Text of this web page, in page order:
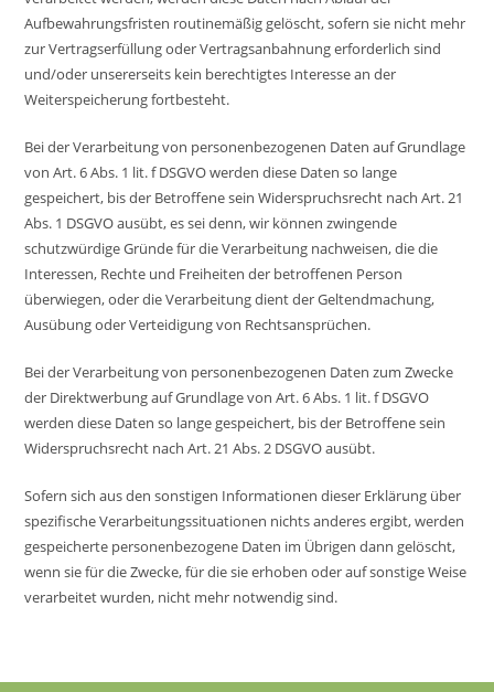
Aufbewahrungsfristen routinemäßig gelöscht, sofern sie nicht mehr
zur Vertragserfüllung oder Vertragsanbahnung erforderlich sind
und/oder unsererseits kein berechtigtes Interesse an der
Weiterspeicherung fortbesteht.
Bei der Verarbeitung von personenbezogenen Daten auf Grundlage
von Art. 6 Abs. 1 lit. f DSGVO werden diese Daten so lange
gespeichert, bis der Betroffene sein Widerspruchsrecht nach Art. 21
Abs. 1 DSGVO ausübt, es sei denn, wir können zwingende
schutzwürdige Gründe für die Verarbeitung nachweisen, die die
Interessen, Rechte und Freiheiten der betroffenen Person
überwiegen, oder die Verarbeitung dient der Geltendmachung,
Ausübung oder Verteidigung von Rechtsansprüchen.
Bei der Verarbeitung von personenbezogenen Daten zum Zwecke
der Direktwerbung auf Grundlage von Art. 6 Abs. 1 lit. f DSGVO
werden diese Daten so lange gespeichert, bis der Betroffene sein
Widerspruchsrecht nach Art. 21 Abs. 2 DSGVO ausübt.
Sofern sich aus den sonstigen Informationen dieser Erklärung über
spezifische Verarbeitungssituationen nichts anderes ergibt, werden
gespeicherte personenbezogene Daten im Übrigen dann gelöscht,
wenn sie für die Zwecke, für die sie erhoben oder auf sonstige Weise
verarbeitet wurden, nicht mehr notwendig sind.